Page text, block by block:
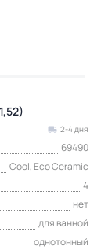
2-4 дня
69490
Cool, Eco Ceramic
4
нет
для ванной
однотонный